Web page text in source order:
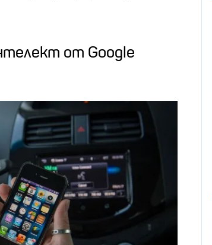
от Google